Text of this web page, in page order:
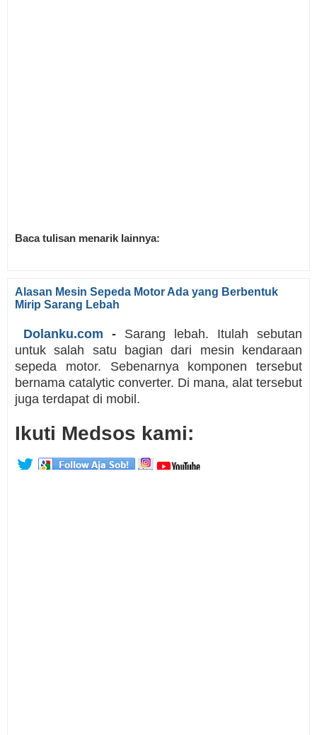
Baca tulisan menarik lainnya:
Alasan Mesin Sepeda Motor Ada yang Berbentuk
Mirip Sarang Lebah
Dolanku.com - Sarang lebah. Itulah sebutan
untuk salah satu bagian dari mesin kendaraan
sepeda motor. Sebenarnya komponen tersebut
bernama catalytic converter. Di mana, alat tersebut
juga terdapat di mobil.
Ikuti Medsos kami: